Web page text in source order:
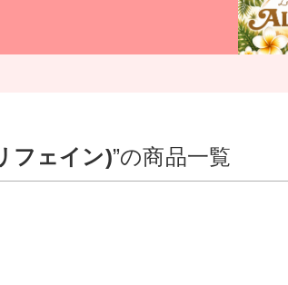
フェイン)”の商品一覧